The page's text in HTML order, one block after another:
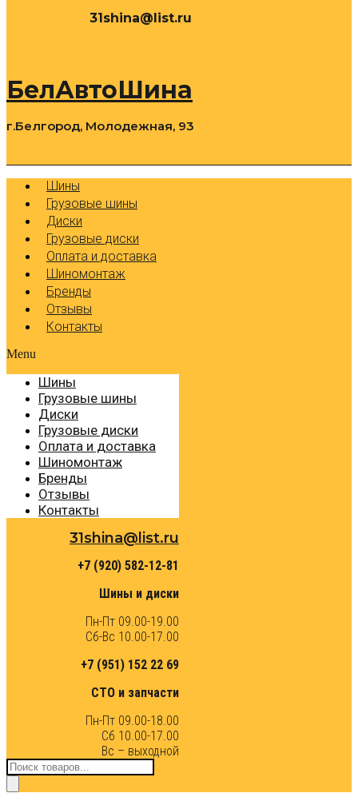
31shina@list.ru
БелАвтоШина
г.Белгород, Молодежная, 93
Шины
Грузовые шины
Диски
Грузовые диски
Оплата и доставка
Шиномонтаж
Бренды
Отзывы
Контакты
Menu
Шины
Грузовые шины
Диски
Грузовые диски
Оплата и доставка
Шиномонтаж
Бренды
Отзывы
Контакты
31shina@list.ru
+7 (920) 582-12-81
Шины и диски
Пн-Пт 09.00-19.00
Сб-Вс 10.00-17.00
+7 (951) 152 22 69
СТО и запчасти
Пн-Пт 09.00-18.00
Сб 10.00-17.00
Вс – выходной
Поиск
товаров